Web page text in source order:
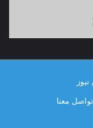
تواصل معنا